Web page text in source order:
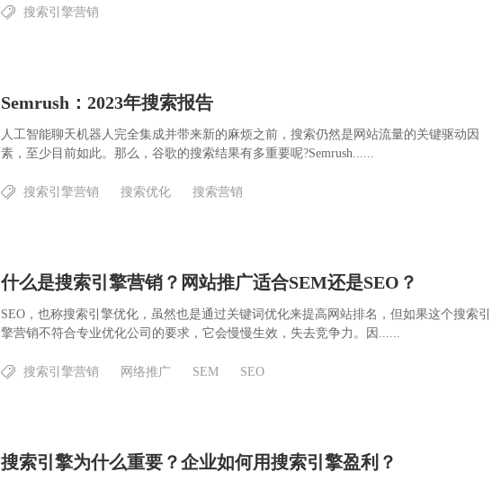
搜索引擎营销
Semrush：2023年搜索报告
人工智能聊天机器人完全集成并带来新的麻烦之前，搜索仍然是网站流量的关键驱动因
素，至少目前如此。那么，谷歌的搜索结果有多重要呢?Semrush......
搜索引擎营销 搜索优化 搜索营销
什么是搜索引擎营销？网站推广适合SEM还是SEO？
SEO，也称搜索引擎优化，虽然也是通过关键词优化来提高网站排名，但如果这个搜索引
擎营销不符合专业优化公司的要求，它会慢慢生效，失去竞争力。因......
搜索引擎营销 网络推广 SEM SEO
搜索引擎为什么重要？企业如何用搜索引擎盈利？